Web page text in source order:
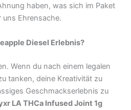
haben, was sich im Paket
Ehrensache.
Diesel Erlebnis?
Wenn du nach einem legalen
tanken, deine Kreativität zu
Geschmackserlebnis zu
LA THCa Infused Joint 1g